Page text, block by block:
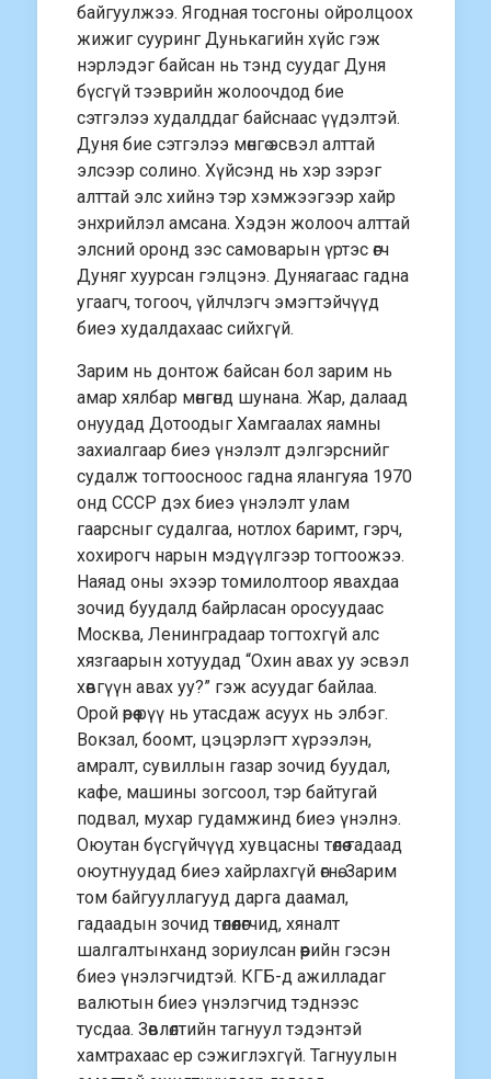
байгуулжээ. Ягодная тосгоны ойролцоох
жижиг сууринг Дунькагийн хүйс гэж
нэрлэдэг байсан нь тэнд суудаг Дуня
бүсгүй тээврийн жолоочдод бие
сэтгэлээ худалддаг байснаас үүдэлтэй.
Дуня бие сэтгэлээ мөнгө эсвэл алттай
элсээр солино. Хүйсэнд нь хэр зэрэг
алттай элс хийнэ тэр хэмжээгээр хайр
энхрийлэл амсана. Хэдэн жолооч алттай
элсний оронд зэс самоварын үртэс өгч
Дуняг хуурсан гэлцэнэ. Дуняагаас гадна
угаагч, тогооч, үйлчлэгч эмэгтэйчүүд
биеэ худалдахаас сийхгүй.
Зарим нь донтож байсан бол зарим нь
амар хялбар мөнгөнд шунана. Жар, далаад
онуудад Дотоодыг Хамгаалах яамны
захиалгаар биеэ үнэлэлт дэлгэрснийг
судалж тогтоосноос гадна ялангуяа 1970
онд СССР дэх биеэ үнэлэлт улам
гаарсныг судалгаа, нотлох баримт, гэрч,
хохирогч нарын мэдүүлгээр тогтоожээ.
Наяад оны эхээр томилолтоор явахдаа
зочид буудалд байрласан оросуудаас
Москва, Ленинградаар тогтохгүй алс
хязгаарын хотуудад “Охин авах уу эсвэл
хөвгүүн авах уу?” гэж асуудаг байлаа.
Орой өрөө рүү нь утасдаж асуух нь элбэг.
Вокзал, боомт, цэцэрлэгт хүрээлэн,
амралт, сувиллын газар зочид буудал,
кафе, машины зогсоол, тэр байтугай
подвал, мухар гудамжинд биеэ үнэлнэ.
Оюутан бүсгүйчүүд хувцасны төлөө гадаад
оюутнуудад биеэ хайрлахгүй өгнө. Зарим
том байгууллагууд дарга даамал,
гадаадын зочид төлөөлөгчид, хяналт
шалгалтынханд зориулсан өөрийн гэсэн
биеэ үнэлэгчидтэй. КГБ-д ажилладаг
валютын биеэ үнэлэгчид тэднээс
тусдаа. Зөвлөлтийн тагнуул тэдэнтэй
хамтрахаас ер сэжиглэхгүй. Тагнуулын